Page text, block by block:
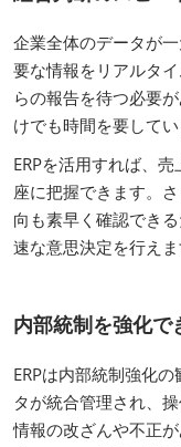
企業全体のデータが
要な情報をリアルタ
らの報告を待つ必要
けでも時間を要してい
ERPを活用すれば、
座に把握できます。
向も素早く確認でき
速な意思決定を行えま
内部統制を強化で
ERPは内部統制強化
タが統合管理され、
情報の改ざんや不正